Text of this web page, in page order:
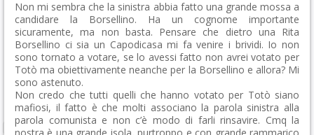
Non mi sembra che la sinistra abbia fatto una grande mossa a
candidare la Borsellino. Ha un cognome importante
sicuramente, ma non basta. Pensare che dietro una Rita
Borsellino ci sia un Capodicasa mi fa venire i brividi. Io non
sono tornato a votare, se lo avessi fatto non avrei votato per
Totò ma obiettivamente neanche per la Borsellino e allora? Mi
sono astenuto.
Non credo che tutti quelli che hanno votato per Totò siano
mafiosi, il fatto è che molti associano la parola sinistra alla
parola comunista e non c’è modo di farli rinsavire. Cmq la